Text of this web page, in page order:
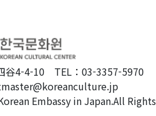
谷4-4-10 TEL：03-3357-5970
Embassy in Japan.All Rights